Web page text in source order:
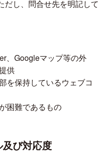
だし、問合せ先を明記して
、Googleマップ等の外
供
を保持しているウェブコ
困難であるもの
び対応度